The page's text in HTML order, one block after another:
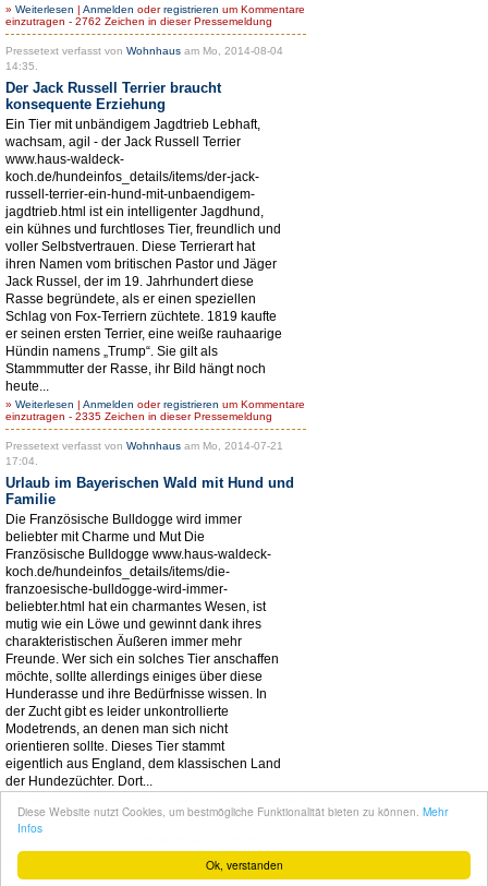
Ok, verstanden
Diese Website nutzt Cookies, um bestmögliche Funktionalität bieten zu können. Mehr
Infos
» Weiterlesen | Anmelden oderregistrieren um Kommentare
einzutragen - 2762 Zeichen in dieser Pressemeldung
Pressetext verfasst von Wohnhaus am Mo, 2014-08-04
14:35.
Der Jack Russell Terrier braucht
konsequente Erziehung
Ein Tier mit unbändigem Jagdtrieb Lebhaft,
wachsam, agil - der Jack Russell Terrier
www.haus-waldeck-
koch.de/hundeinfos_details/items/der-jack-
russell-terrier-ein-hund-mit-unbaendigem-
jagdtrieb.html ist ein intelligenter Jagdhund,
ein kühnes und furchtloses Tier, freundlich und
voller Selbstvertrauen. Diese Terrierart hat
ihren Namen vom britischen Pastor und Jäger
Jack Russel, der im 19. Jahrhundert diese
Rasse begründete, als er einen speziellen
Schlag von Fox-Terriern züchtete. 1819 kaufte
er seinen ersten Terrier, eine weiße rauhaarige
Hündin namens „Trump“. Sie gilt als
Stammmutter der Rasse, ihr Bild hängt noch
heute...
» Weiterlesen | Anmelden oderregistrieren um Kommentare
einzutragen - 2335 Zeichen in dieser Pressemeldung
Pressetext verfasst von Wohnhaus am Mo, 2014-07-21
17:04.
Urlaub im Bayerischen Wald mit Hund und
Familie
Die Französische Bulldogge wird immer
beliebter mit Charme und Mut Die
Französische Bulldogge www.haus-waldeck-
koch.de/hundeinfos_details/items/die-
franzoesische-bulldogge-wird-immer-
beliebter.html hat ein charmantes Wesen, ist
mutig wie ein Löwe und gewinnt dank ihres
charakteristischen Äußeren immer mehr
Freunde. Wer sich ein solches Tier anschaffen
möchte, sollte allerdings einiges über diese
Hunderasse und ihre Bedürfnisse wissen. In
der Zucht gibt es leider unkontrollierte
Modetrends, an denen man sich nicht
orientieren sollte. Dieses Tier stammt
eigentlich aus England, dem klassischen Land
der Hundezüchter. Dort...
einzutragen - 2781 Zeichen in dieser Pressemeldung